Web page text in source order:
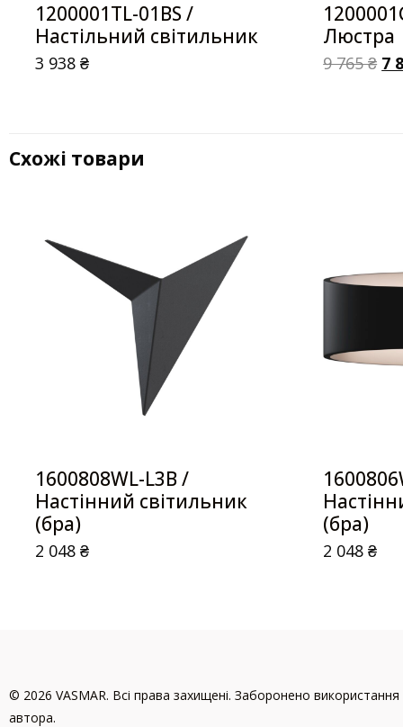
1200001TL-01BS /
Настільний світильник
3 938₴
Люстра
9 765₴ 7
Схожі товари
1600808WL-L3B /
Настінний світильник
(бра)
2 048₴
(бра)
2 048₴
© 2026 VASMAR. Всі права захищені. Заборонено використання
автора.